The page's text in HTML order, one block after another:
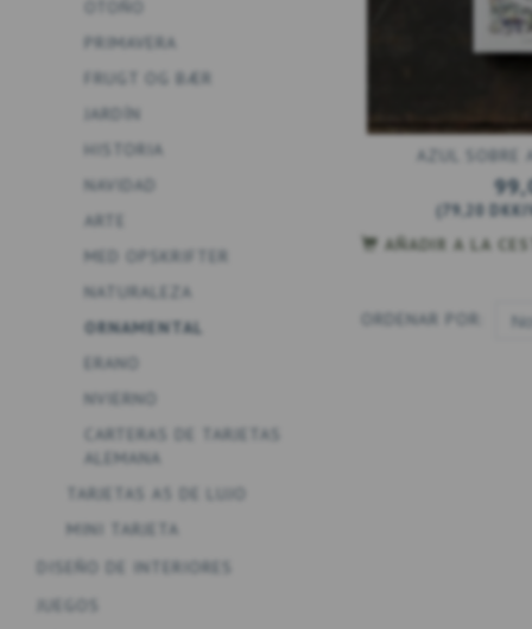
OTOÑO
PRIMAVERA
FRUGT OG BÆR
JARDÍN
HISTORIA
NAVIDAD
ARTE
MED OPSKRIFTER
NATURALEZA
ORNAMENTAL
ERANO
NVIERNO
CARTERAS DE TARJETAS
ALEMANA
TARJETAS A5 DE LUJO
MINI TARJETA
DISEÑO DE INTERIORES
JUEGOS
AZUL SOBRE
79,20 DKK
AÑADIR A LA
ORDENAR POR: